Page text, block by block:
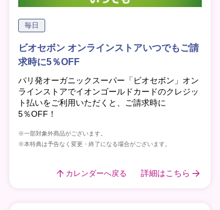
毎日
ビオセボン オンラインストアいつでもご請
求時に5％OFF
パリ発オーガニックスーパー「ビオセボン」オン
ラインストアでイオンゴールドカードのクレジッ
ト払いをご利用いただくと、ご請求時に
5％OFF！
※一部対象外商品がございます。
※本特典は予告なく変更・終了になる場合がございます。
カレンダーへ戻る 詳細はこちら